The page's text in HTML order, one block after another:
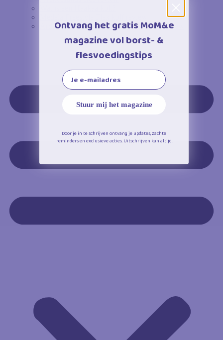
Ardo Alyssa – Ardo Calypso borstkolf review
Ontvang het gratis MoM&e
magazine vol borst- &
flesvoedingstips
Email
Stuur mij het magazine
Door je in te schrijven ontvang je updates, zachte
reminders en exclusieve acties. Uitschrijven kan altijd.